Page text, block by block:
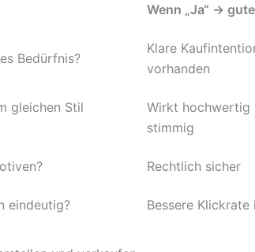
Wenn „Ja“ →
Bedürfnis?
Klare
vorhanden
gleichen Stil
Wirkt hochwertig
stimmig
Rechtlich sicher
eindeutig? Bessere Klickrate